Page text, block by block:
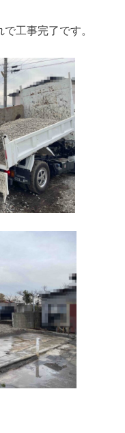
工事完了です。